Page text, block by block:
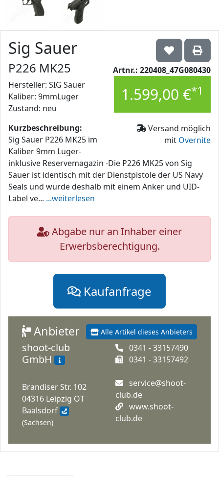
Artnr.: 220408_47G080430
1.599,00 €*1
Versand möglich
mit Overnite
Sig Sauer
P226 MK25
Hersteller: SIG Sauer
Kaliber: 9mmLuger
Zustand: neu
Kurzbeschreibung:
Sig Sauer P226 MK25 im
Kaliber 9mm Luger-
inklusive Reservemagazin -Die P226 MK25 von Sig
Sauer ist identisch mit der Dienstpistole der US Navy
Seals und wurde deshalb mit einem Anker und UID-
Label ve... ...weiterlesen
Abgabe nur an Inhaber einer
Erwerbsberechtigung.
Kaufanfrage
Alle Artikel dieses Anbieters
Anbieter
shoot-club
GmbH
Brandiser Str. 102
04316 Leipzig OT
Baalsdorf
(Sachsen)
0341 - 33157490
0341 - 33157492
service@shoot-
club.de
www.shoot-
club.de